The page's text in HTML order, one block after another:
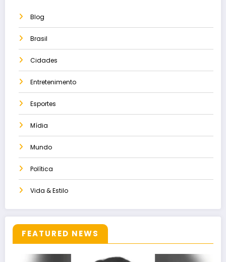
Blog
Brasil
Cidades
Entretenimento
Esportes
Mídia
Mundo
Política
Vida & Estilo
FEATURED NEWS